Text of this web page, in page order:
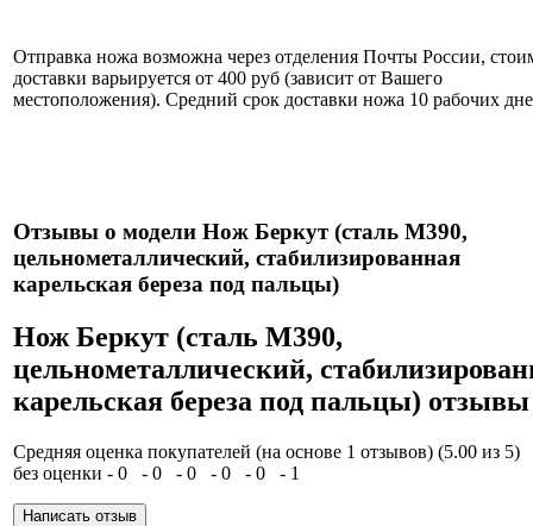
Отправка ножа возможна через отделения Почты России,
доставки варьируется от 400 руб (зависит от Вашего
местоположения). Средний срок доставки ножа 10 рабочих
Отзывы о модели Нож Беркут (сталь М390,
цельнометаллический, стабилизированная
карельская береза под пальцы)
Нож Беркут (сталь М390,
цельнометаллический,
карельская береза под пальцы) отзывы
Средняя оценка покупателей (на основе 1 отзывов) (5.00 из 5)
без оценки - 0 - 0 - 0 - 0 - 0 - 1